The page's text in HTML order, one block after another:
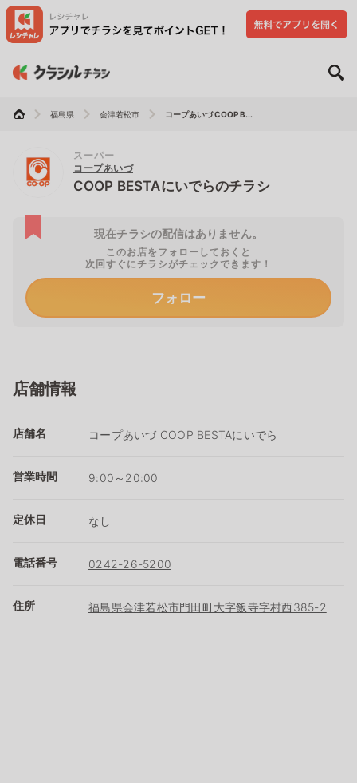
福島県 会津若松市 コープあいづ COOP B...
スーパー
コープあいづ
COOP BESTAにいでらのチラシ
現在チラシの配信はありません。
このお店をフォローしておくと
次回すぐにチラシがチェックできます！
フォロー
店舗情報
店舗名 コープあいづ COOP BESTAにいでら
営業時間 9:00～20:00
定休日 なし
電話番号 0242-26-5200
住所 福島県会津若松市門田町大字飯寺字村西385-2